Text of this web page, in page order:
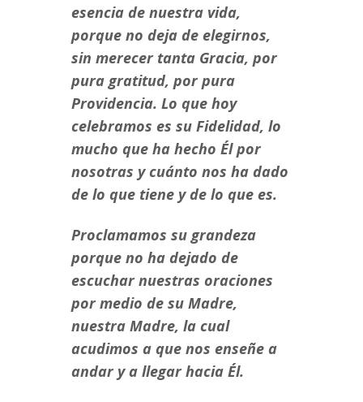
esencia de nuestra vida,
porque no deja de elegirnos,
sin merecer tanta Gracia, por
pura gratitud, por pura
Providencia. Lo que hoy
celebramos es su Fidelidad, lo
mucho que ha hecho Él por
nosotras y cuánto nos ha dado
de lo que tiene y de lo que es.
Proclamamos su grandeza
porque no ha dejado de
escuchar nuestras oraciones
por medio de su Madre,
nuestra Madre, la cual
acudimos a que nos enseñe a
andar y a llegar hacia Él.